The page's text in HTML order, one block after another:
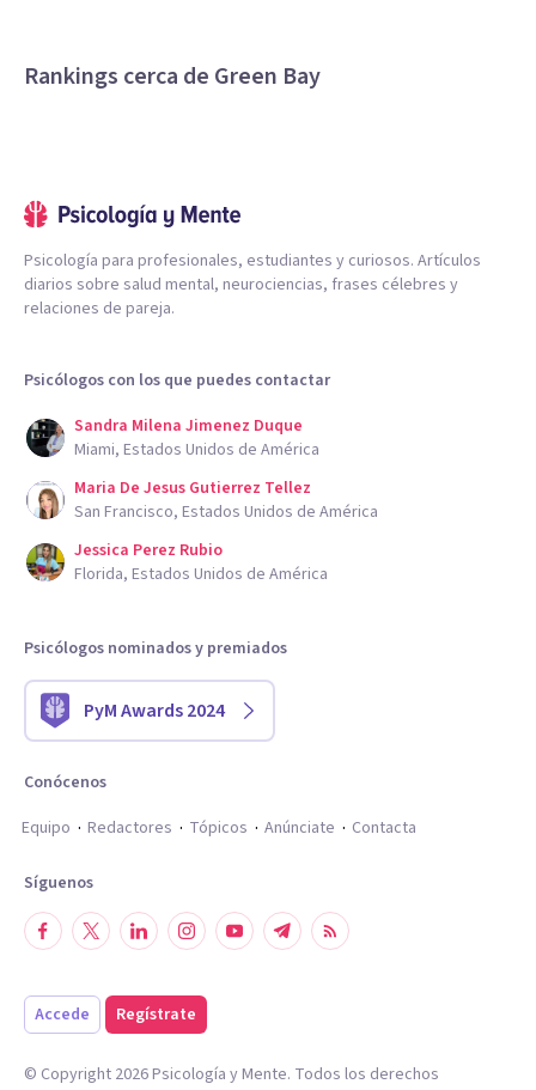
Rankings cerca de Green Bay
Psicología para profesionales, estudiantes y curiosos. Artículos
diarios sobre salud mental, neurociencias, frases célebres y
relaciones de pareja.
Psicólogos con los que puedes contactar
Sandra Milena Jimenez Duque
Miami, Estados Unidos de América
Maria De Jesus Gutierrez Tellez
San Francisco, Estados Unidos de América
Jessica Perez Rubio
Florida, Estados Unidos de América
Psicólogos nominados y premiados
PyM Awards 2024
Conócenos
Equipo
Redactores Tópicos Anúnciate Contacta
Síguenos
Accede Regístrate
© Copyright 2026Psicología y Mente. Todos los derechos